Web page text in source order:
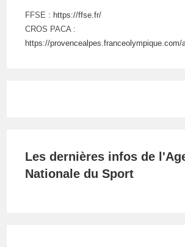
FFSE : https://ffse.fr/
CROS PACA :
https://provencealpes.franceolympique.com/
Les dernières infos de
Nationale du Sport